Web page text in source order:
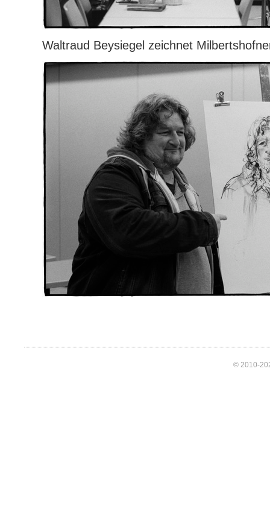
Waltraud Beysiegel zeichnet
© 2010-